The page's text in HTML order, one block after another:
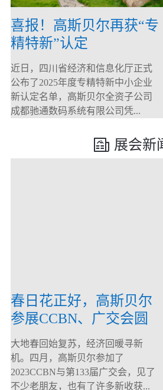
喜报！高斯贝尔再获“专
精特新”认定
近日，四川省经济和信息化厅正式
公布了2025年度专精特新中小企业
新认定名单，高斯贝尔全资子公司
成都驰通数码系统有限公司凭...
展会新
春日花正好，高斯贝尔
参展CCBN、广交会圆
满落幕！
大地春回始复苏，经济回暖寻新
机。四月，高斯贝尔参加了
2023CCBN与第133届广交会，见了
不少老朋友，也有了许多新收获...